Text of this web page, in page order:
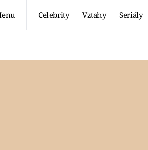
Celebrity Vztahy Seriály